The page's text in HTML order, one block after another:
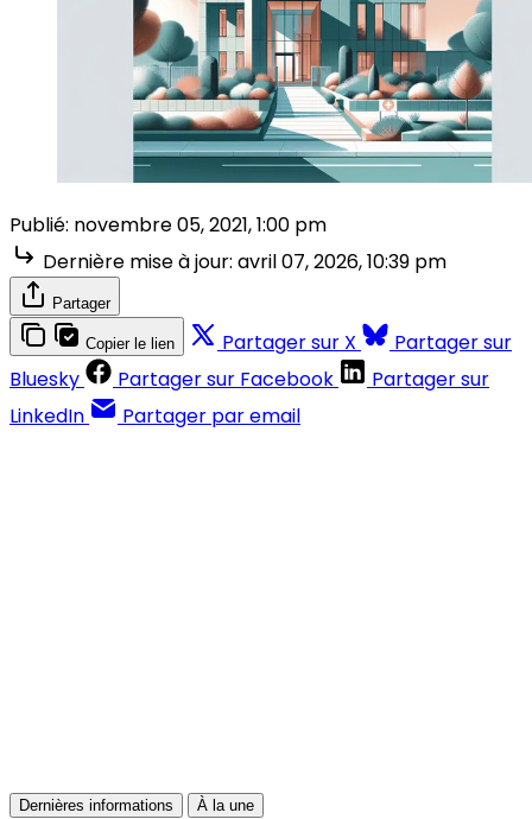
Publié: novembre 05, 2021, 1:00 pm
Dernière mise à jour: avril 07, 2026, 10:39 pm
Partager
Copier le lien Partager sur X
Partager sur
Bluesky
Partager sur Facebook
Partager sur
LinkedIn
Partager par email
Dernières informations À la une